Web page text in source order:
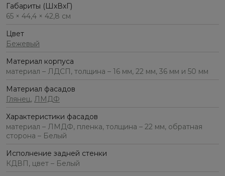
Габариты (ШхВхГ)
65 × 44,4 × 42,8 см
Цвет
Бежевый
Материал корпуса
материал – ЛДСП, толщина – 16 мм, 22 мм, 36 мм и 50 мм
Материал фасадов
Глянец, ЛМДФ
Характеристики фасадов
материал – ЛМДФ, пленка, толщина – 22 мм, обратная
сторона – Белый
Исполнение задней стенки
КДВП, цвет – Белый